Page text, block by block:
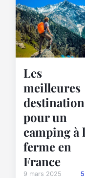
Les
meilleures
pour un
camping à
ferme en
France
9 mars 2025